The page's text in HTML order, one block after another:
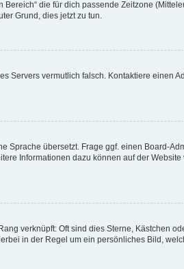
die für dich passende Zeitzone
Grund, dies jetzt zu tun.
Servers vermutlich falsch. Kontaktiere einen
übersetzt. Frage ggf. einen Board-
Informationen dazu können auf der Website
verknüpft: Oft sind dies Sterne, Kästchen
in der Regel um ein persönliches Bild,